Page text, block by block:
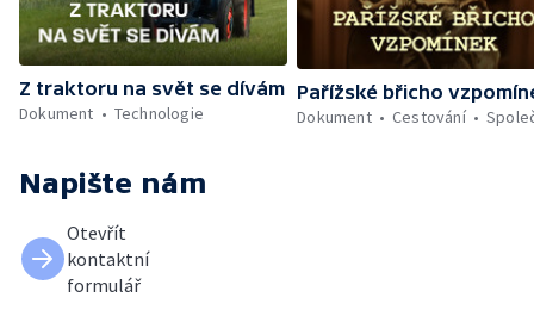
Z traktoru na svět se dívám
Dokument
Technologie
Pařížské břicho
Dokument
Cestování
Napište nám
Otevřít
kontaktní
formulář